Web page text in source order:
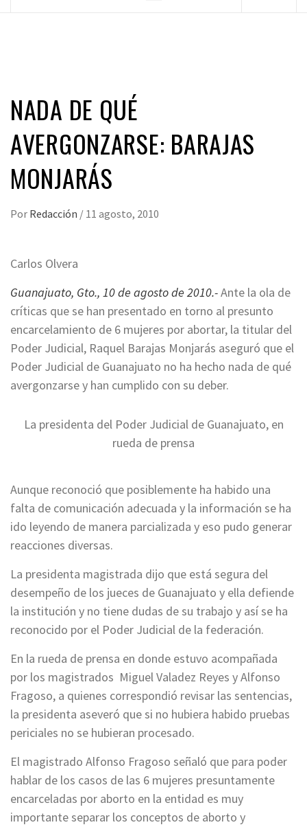
NADA DE QUÉ
AVERGONZARSE: BARAJAS
MONJARÁS
Por Redacción / 11 agosto, 2010
Carlos Olvera
Guanajuato, Gto., 10 de agosto de 2010.-Ante la ola de
críticas que se han presentado en torno al presunto
encarcelamiento de 6 mujeres por abortar, la titular del
Poder Judicial, Raquel Barajas Monjarás aseguró que el
Poder Judicial de Guanajuato no ha hecho nada de qué
avergonzarse y han cumplido con su deber.
La presidenta del Poder Judicial de Guanajuato, en
rueda de prensa
Aunque reconoció que posiblemente ha habido una
falta de comunicación adecuada y la información se ha
ido leyendo de manera parcializada y eso pudo generar
reacciones diversas.
La presidenta magistrada dijo que está segura del
desempeño de los jueces de Guanajuato y ella defiende
la institución y no tiene dudas de su trabajo y así se ha
reconocido por el Poder Judicial de la federación.
En la rueda de prensa en donde estuvo acompañada
por los magistrados Miguel Valadez Reyes y Alfonso
Fragoso, a quienes correspondió revisar las sentencias,
la presidenta aseveró que si no hubiera habido pruebas
periciales no se hubieran procesado.
El magistrado Alfonso Fragoso señaló que para poder
hablar de los casos de las 6 mujeres presuntamente
encarceladas por aborto en la entidad es muy
importante separar los conceptos de aborto y